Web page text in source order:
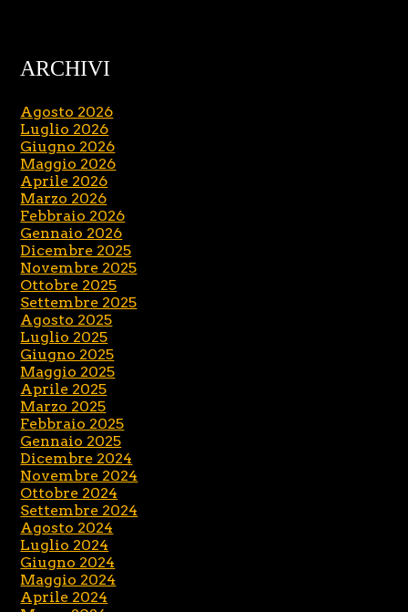
ARCHIVI
Agosto 2026
Luglio 2026
Giugno 2026
Maggio 2026
Aprile 2026
Marzo 2026
Febbraio 2026
Gennaio 2026
Dicembre 2025
Novembre 2025
Ottobre 2025
Settembre 2025
Agosto 2025
Luglio 2025
Giugno 2025
Maggio 2025
Aprile 2025
Marzo 2025
Febbraio 2025
Gennaio 2025
Dicembre 2024
Novembre 2024
Ottobre 2024
Settembre 2024
Agosto 2024
Luglio 2024
Giugno 2024
Maggio 2024
Aprile 2024